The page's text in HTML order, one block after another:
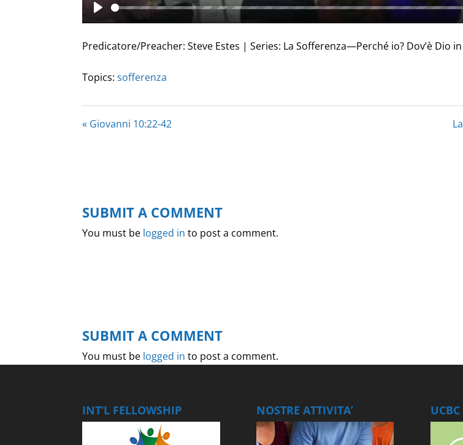
Play
Predicatore/Preacher: Steve Estes | Series: La Sofferenza—Perché io? Dov’è Dio
Topics: sofferenza
« Giovanni 10:22-42
SUBMIT A COMMENT
You must be logged in to post a comment.
SUBMIT A COMMENT
You must be logged in to post a comment.
INT’L FELLOWSHIP NOSTRE ATTIVITA’ UCBC